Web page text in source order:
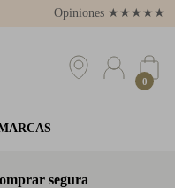
Opiniones ★ ★ ★ ★ ★
0
segura